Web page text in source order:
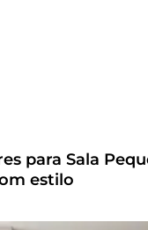
para Sala
estilo